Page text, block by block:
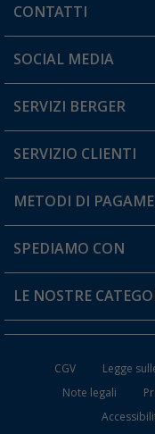
CONTATTI
Orari di apertura del
Hai una domanda?
SOCIAL MEDIA
SERVIZI BERGER
Diventare rivenditori
Il mio Account
Carta fedeltà Berger
SERVIZIO CLIENTI
Informazioni sulla
Resi
FAQ e Contatti
METODI DI
SPEDIAMO CON
LE NOSTRE
Mobili per il Campeggio
CGV Legge
Note legali